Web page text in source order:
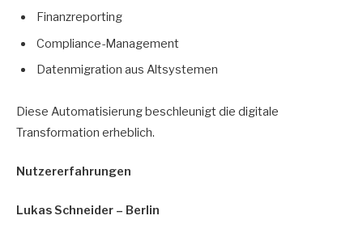
Finanzreporting
Compliance-Management
Datenmigration aus Altsystemen
Diese Automatisierung beschleunigt die digitale
Transformation erheblich.
Nutzererfahrungen
Lukas Schneider – Berlin